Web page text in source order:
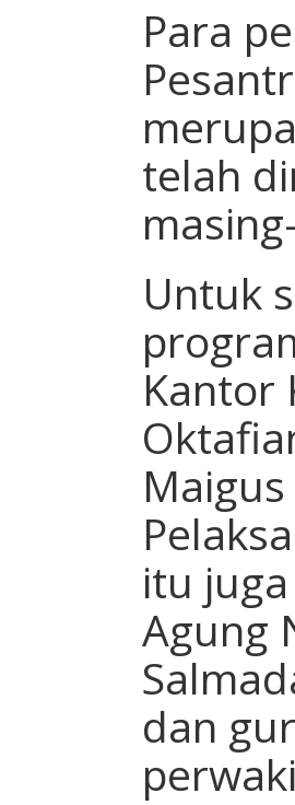
Para
telah
Untuk
Kantor
itu
Agung
dan